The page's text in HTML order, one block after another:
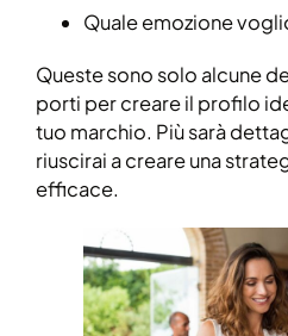
Quale emozione
Queste sono solo alcune
porti per creare il profilo
tuo marchio. Più sarà
riuscirai a creare una
efficace.